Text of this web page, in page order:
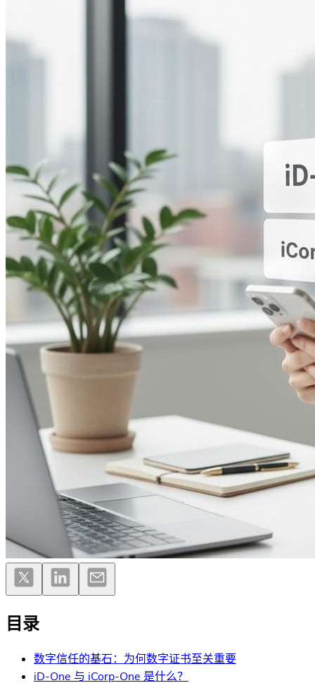
目录
数字信任的基石：为何数字证书至关重要
iD-One 与 iCorp-One 是什么？